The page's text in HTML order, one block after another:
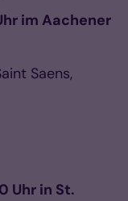
im Aachener
Saens,
Uhr in St.